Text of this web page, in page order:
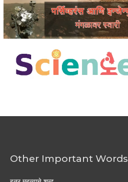
Other Important Words